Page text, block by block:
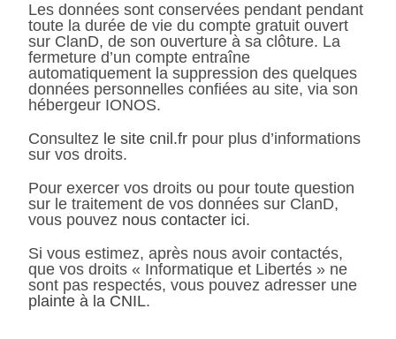
Les données sont conservées pendant pendant
toute la durée de vie du compte gratuit ouvert
sur ClanD, de son ouverture à sa clôture. La
fermeture d’un compte entraîne
automatiquement la suppression des quelques
données personnelles confiées au site, via son
hébergeur IONOS.
Consultez le site cnil.fr pour plus d’informations
sur vos droits.
Pour exercer vos droits ou pour toute question
sur le traitement de vos données sur ClanD,
vous pouvez nous contacter ici.
Si vous estimez, après nous avoir contactés,
que vos droits « Informatique et Libertés » ne
sont pas respectés, vous pouvez adresser une
plainte à la CNIL.